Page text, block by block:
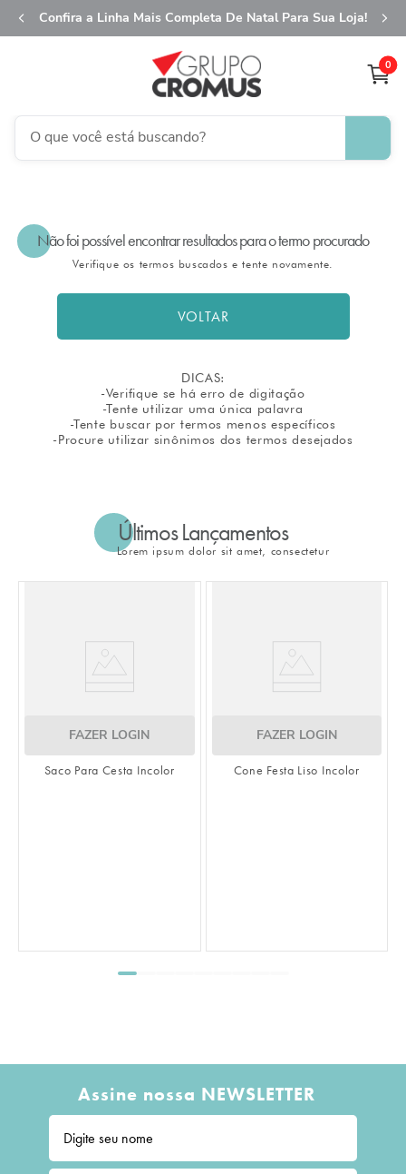
Confira a Linha Mais Completa De Natal Para Sua Loja!
0
O que você está buscando?
Não foi possível encontrar resultados para o termo procurado
Verifique os termos buscados e tente novamente.
VOLTAR
DICAS:
-Verifique se há erro de digitação
-Tente utilizar uma única palavra
-Tente buscar por termos menos específicos
-Procure utilizar sinônimos dos termos desejados
Últimos Lançamentos
Lorem ipsum dolor sit amet, consectetur
FAZER LOGIN
Saco Para Cesta Incolor
FAZER LOGIN
Cone Festa Liso Incolor
Assine nossa NEWSLETTER
2º
saco transparente
3º
saco presente
7º
embalagem trufas
8º
natal